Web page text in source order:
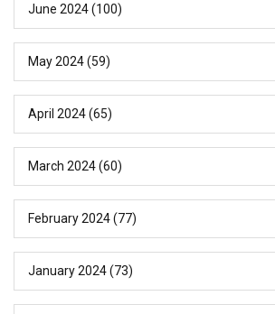
June 2024(100)
May 2024(59)
April 2024(65)
March 2024(60)
February 2024(77)
January 2024(73)